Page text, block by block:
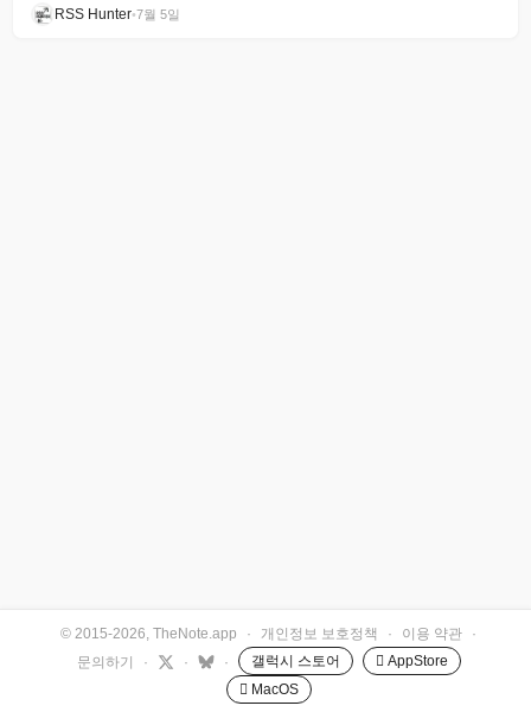
RSS Hunter•7월 5일
© 2015-2026, TheNote.app · 개인정보 보호정책 · 이용 약관
·
문의하기
· · · 갤럭시 스토어
 AppStore
 MacOS